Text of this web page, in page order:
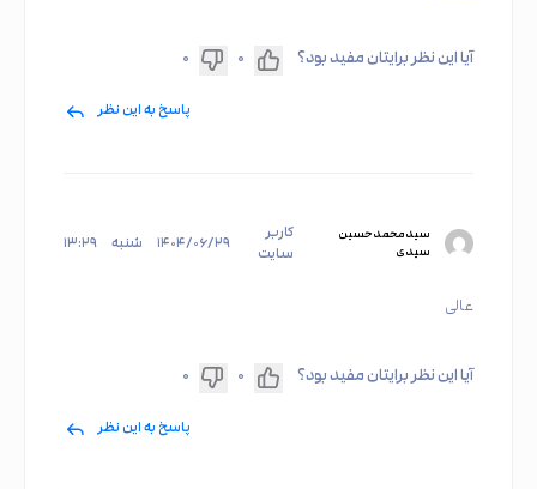
آیا این نظر برایتان مفید بود؟ ۰ ۰
پاسخ به این نظر
سیدمحمدحسین
سیدی
کاربر
سایت
۱۴۰۴/۰۶/۲۹ شنبه ۱۳:۲۹
عالی
آیا این نظر برایتان مفید بود؟ ۰ ۰
پاسخ به این نظر